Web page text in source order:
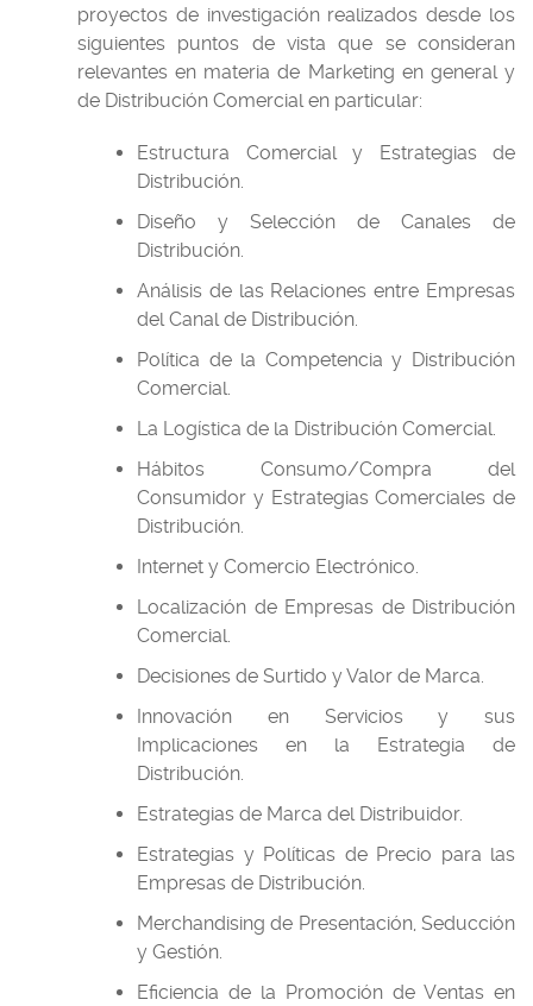
proyectos de investigación realizados desde los
siguientes puntos de vista que se consideran
relevantes en materia de Marketing en general y
de Distribución Comercial en particular:
Estructura Comercial y Estrategias de
Distribución.
Diseño y Selección de Canales de
Distribución.
Análisis de las Relaciones entre Empresas
del Canal de Distribución.
Política de la Competencia y Distribución
Comercial.
La Logística de la Distribución Comercial.
Hábitos Consumo/Compra del
Consumidor y Estrategias Comerciales de
Distribución.
Internet y Comercio Electrónico.
Localización de Empresas de Distribución
Comercial.
Decisiones de Surtido y Valor de Marca.
Innovación en Servicios y sus
Implicaciones en la Estrategia de
Distribución.
Estrategias de Marca del Distribuidor.
Estrategias y Políticas de Precio para las
Empresas de Distribución.
Merchandising de Presentación, Seducción
y Gestión.
Eficiencia de la Promoción de Ventas en